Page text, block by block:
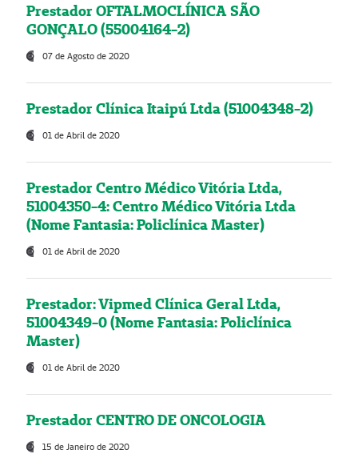
Prestador OFTALMOCLÍNICA SÃO
GONÇALO (55004164-2)
07 de Agosto de 2020
Prestador Clínica Itaipú Ltda (51004348-2)
01 de Abril de 2020
Prestador Centro Médico Vitória Ltda,
51004350-4: Centro Médico Vitória Ltda
(Nome Fantasia: Policlínica Master)
01 de Abril de 2020
Prestador: Vipmed Clínica Geral Ltda,
51004349-0 (Nome Fantasia: Policlínica
Master)
01 de Abril de 2020
Prestador CENTRO DE ONCOLOGIA
15 de Janeiro de 2020